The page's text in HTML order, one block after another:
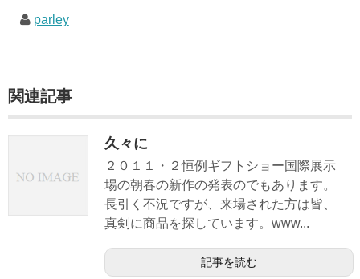
parley
関連記事
久々に
２０１１・２恒例ギフトショー国際展示
場の朝春の新作の発表のでもあります。
長引く不況ですが、来場された方は皆、
真剣に商品を探しています。www...
記事を読む